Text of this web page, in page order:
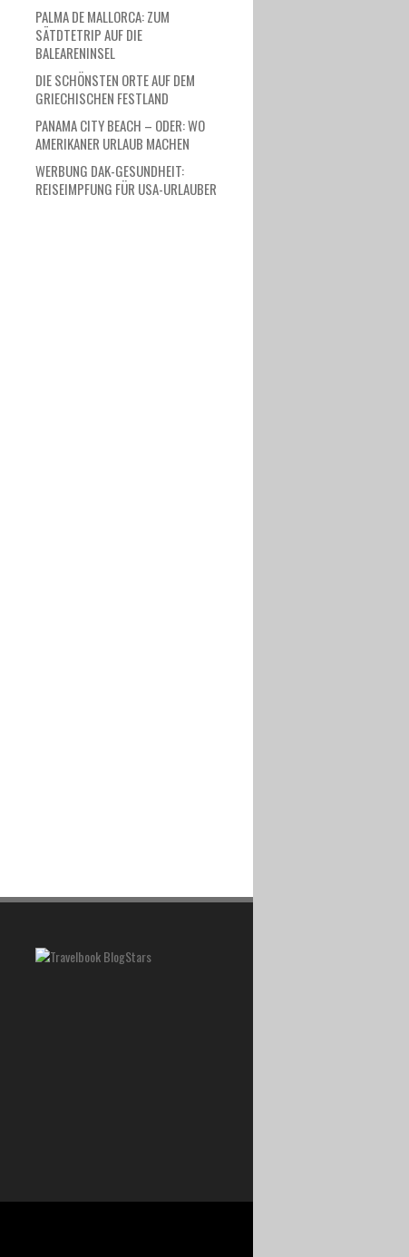
PALMA DE MALLORCA: ZUM
SÄTDTETRIP AUF DIE
BALEARENINSEL
DIE SCHÖNSTEN ORTE AUF DEM
GRIECHISCHEN FESTLAND
PANAMA CITY BEACH – ODER: WO
AMERIKANER URLAUB MACHEN
WERBUNG DAK-GESUNDHEIT:
REISEIMPFUNG FÜR USA-URLAUBER